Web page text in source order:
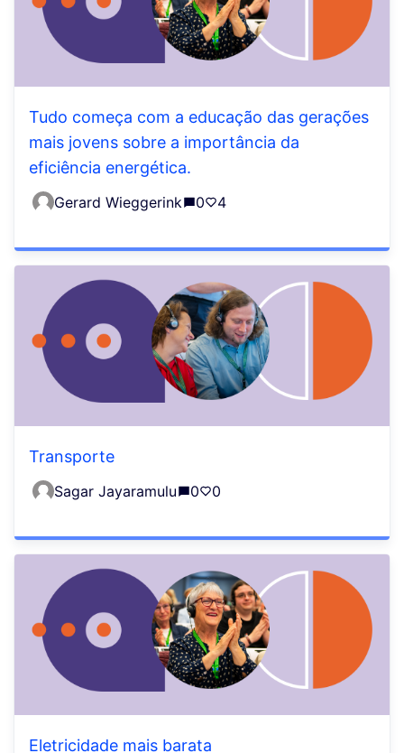
Tudo começa com a educação das gerações
mais jovens sobre a importância da
eficiência energética.
Gerard Wieggerink 0 4
Transporte
Sagar Jayaramulu 0 0
Eletricidade mais barata